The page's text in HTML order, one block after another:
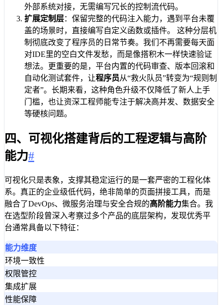
外部系统对接，无需编写冗长的控制流代码。
扩展定制层：保留完整的代码注入能力，遇到平台未覆
盖的场景时，直接编写自定义函数或插件。 这种分层机
制彻底改变了程序员的日常节奏。我们不再需要每天面
对IDE里的空白文件发愁，而是像搭积木一样快速验证
想法。更重要的是，平台内置的代码审查、版本回滚和
自动化测试套件，让程序员从“救火队员”转变为“规则制
定者”。长期来看，这种角色升级不仅降低了新人上手
门槛，也让资深工程师能专注于解决高并发、数据安全
等硬核问题。
四、可视化搭建背后的工程逻辑与高阶
能力#
可视化只是表象，支撑其稳定运行的是一套严密的工程化体
系。真正的企业级低代码，绝非简单的页面拼接工具，而是
融合了DevOps、微服务治理与安全合规的高阶能力集合。我
在选型阶段曾深入考察过多个产品的底层架构，发现优秀平
台通常具备以下特征：
能力维度
环境一致性
权限管控
集成扩展
性能保障